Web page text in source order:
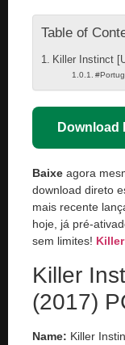
Table of
Killer Instinct
Download
Baixe agora
download direto
mais recente
hoje, já pré-
sem limites!
Killer
(2017)
Name: Killer